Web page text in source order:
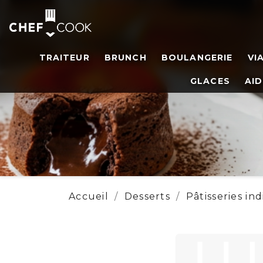
TRAITEUR BRUNCH BOULANGERIE
GLACES
Accueil Desserts Pâtisseries